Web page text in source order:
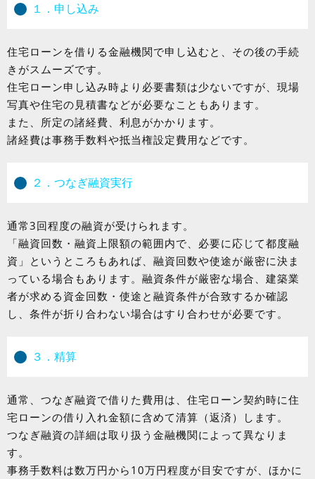
１．申し込み
住宅ローンを借りる金融機関で申し込むと、その後の手続
きがスムーズです。
住宅ローン申し込み時より必要書類は少ないですが、現場
写真や住宅の見積書などが必要なこともあります。
また、所定の諸経費、利息がかかります。
諸経費は事務手数料や抵当権設定費用などです。
２．つなぎ融資実行
通常3回程度の融資が受けられます。
「融資回数・融資上限額の範囲内で、必要に応じて都度融
資」というところもあれば、融資回数や使途が厳密に決ま
っている場合もあります。 融資条件が厳密な場合、建築業
者が求める資金回数・使途と融資条件が合致するか確認
し、条件が折り合わない場合はすり合わせが必要です。
３．精算
通常、つなぎ融資で借りた費用は、住宅ローン契約時に住
宅ローンの借り入れ金額に含めて清算（返済）します。
つなぎ融資の詳細は取り扱う金融機関によって異なりま
す。
事務手数料は数万円から10万円程度が目安ですが、ほかに